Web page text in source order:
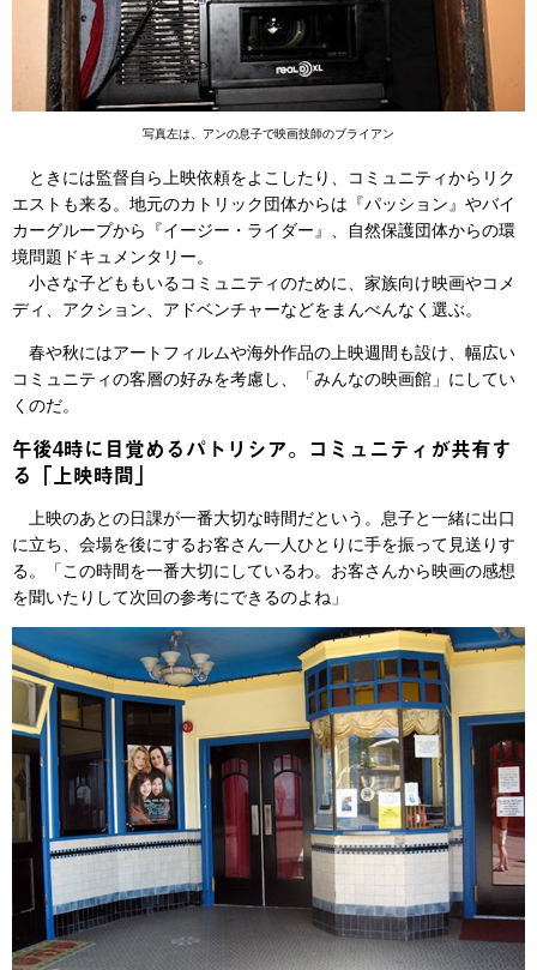
写真左は、アンの息子で映画技師のブライアン
ときには監督自ら上映依頼をよこしたり、コミュニティからリク
エストも来る。地元のカトリック団体からは『パッション』やバイ
カーグループから『イージー・ライダー』、自然保護団体からの環
境問題ドキュメンタリー。
小さな子どももいるコミュニティのために、家族向け映画やコメ
ディ、アクション、アドベンチャーなどをまんべんなく選ぶ。
春や秋にはアートフィルムや海外作品の上映週間も設け、幅広い
コミュニティの客層の好みを考慮し、「みんなの映画館」にしてい
くのだ。
午後4時に目覚めるパトリシア。コミュニティが共有す
る「上映時間」
上映のあとの日課が一番大切な時間だという。息子と一緒に出口
に立ち、会場を後にするお客さん一人ひとりに手を振って見送りす
る。「この時間を一番大切にしているわ。お客さんから映画の感想
を聞いたりして次回の参考にできるのよね」